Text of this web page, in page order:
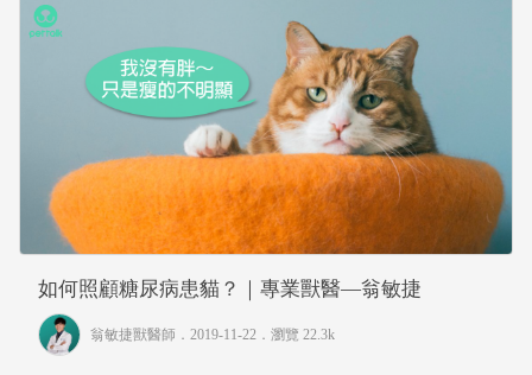
如何照顧糖尿病患貓？｜專業獸醫—翁敏捷
翁敏捷獸醫師 ．2019-11-22． 瀏覽 22.3k